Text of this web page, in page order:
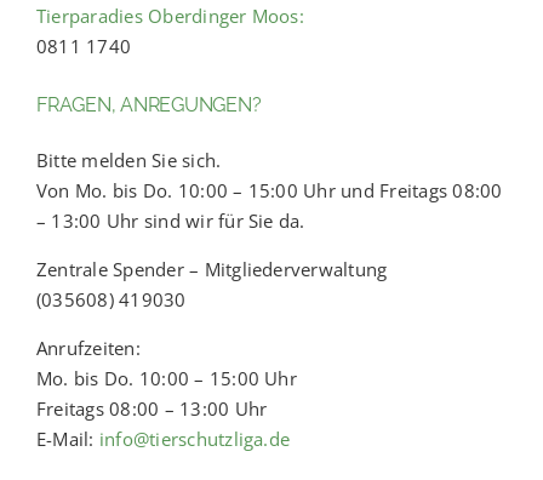
Tierparadies Oberdinger Moos:
0811 1740
FRAGEN, ANREGUNGEN?
Bitte melden Sie sich.
Von Mo. bis Do. 10:00 – 15:00 Uhr und Freitags 08:00
– 13:00 Uhr sind wir für Sie da.
Zentrale Spender – Mitgliederverwaltung
(035608) 419030
Anrufzeiten:
Mo. bis Do. 10:00 – 15:00 Uhr
Freitags 08:00 – 13:00 Uhr
E-Mail: info@tierschutzliga.de